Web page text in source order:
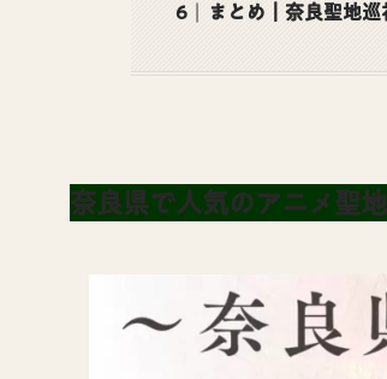
まとめ｜奈良聖地
奈良県で人気のアニメ聖